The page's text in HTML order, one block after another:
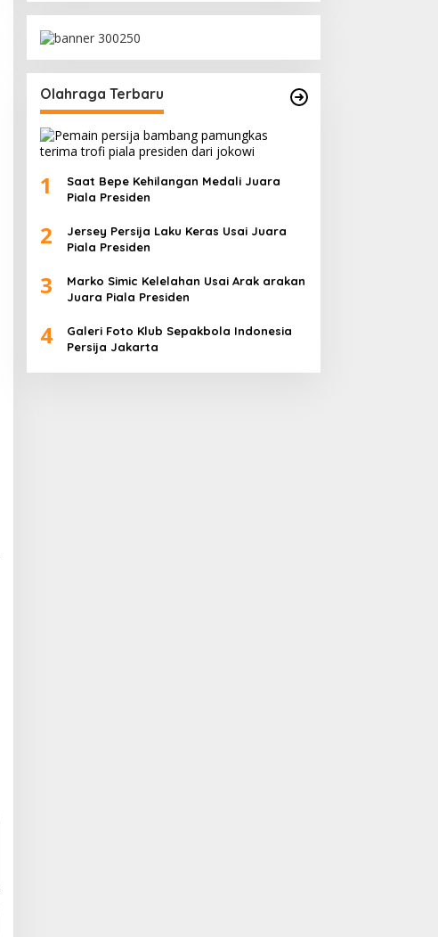
Olahraga Terbaru
1
Saat Bepe Kehilangan Medali Juara
Piala Presiden
2
Jersey Persija Laku Keras Usai Juara
Piala Presiden
3
Marko Simic Kelelahan Usai Arak arakan
Juara Piala Presiden
4
Galeri Foto Klub Sepakbola Indonesia
Persija Jakarta